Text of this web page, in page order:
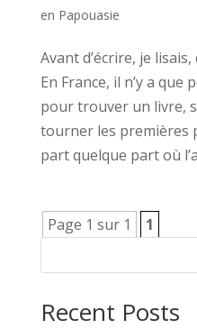
en Papouasie
Avant d’écrire, je
En France, il n’y a que
pour trouver un livre,
tourner les premières
part quelque part où
Page 1 sur 1 1
Recent Posts